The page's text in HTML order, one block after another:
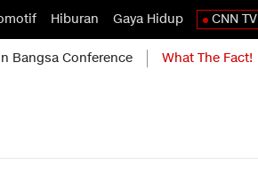
Hiburan Gaya Hidup CNN TV
Bangsa Conference What The Fact!